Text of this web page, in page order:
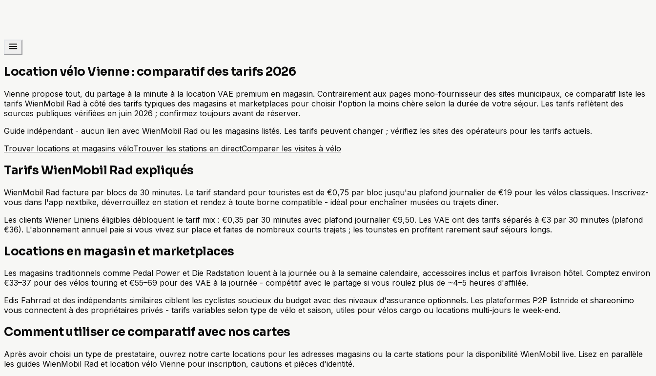
Location vélo Vienne : comparatif des tarifs 2026
Vienne propose tout, du partage à la minute à la location VAE premium en magasin. Contrairement aux pages mono-fournisseur des sites municipaux, ce comparatif liste les
tarifs WienMobil Rad à côté des tarifs typiques des magasins et marketplaces pour choisir l'option la moins chère selon la durée de votre séjour. Les tarifs reflètent des
sources publiques vérifiées en juin 2026 ; confirmez toujours avant de réserver.
Guide indépendant - aucun lien avec WienMobil Rad ou les magasins listés. Les tarifs peuvent changer ; vérifiez les sites des opérateurs pour les tarifs actuels.
Trouver locations et magasins véloTrouver les stations en directComparer les visites à vélo
Tarifs WienMobil Rad expliqués
WienMobil Rad facture par blocs de 30 minutes. Le tarif standard pour touristes est de €0,75 par bloc jusqu'au plafond journalier de €19 pour les vélos classiques. Inscrivez-
vous dans l'app nextbike, déverrouillez en station et rendez à toute borne compatible - idéal pour enchaîner musées ou trajets dîner.
Les clients Wiener Liniens éligibles débloquent le tarif mix : €0,35 par 30 minutes avec plafond journalier €9,50. Les VAE ont des tarifs séparés à €3 par 30 minutes (plafond
€36). L'abonnement annuel paie si vous vivez sur place et faites de nombreux courts trajets ; les touristes en profitent rarement sauf séjours longs.
Locations en magasin et marketplaces
Les magasins traditionnels comme Pedal Power et Die Radstation louent à la journée ou à la semaine calendaire, accessoires inclus et parfois livraison hôtel. Comptez environ
€33–37 pour des vélos touring et €55–69 pour des VAE à la journée - compétitif avec le partage si vous roulez plus de ~4–5 heures d'affilée.
Edis Fahrrad et des indépendants similaires ciblent les cyclistes soucieux du budget avec des niveaux d'assurance optionnels. Les plateformes P2P listnride et shareonimo
vous connectent à des propriétaires privés - tarifs variables selon type de vélo et saison, utiles pour vélos cargo ou locations multi-jours le week-end.
Comment utiliser ce comparatif avec nos cartes
Après avoir choisi un type de prestataire, ouvrez notre carte locations pour les adresses magasins ou la carte stations pour la disponibilité WienMobil live. Lisez en parallèle
les guides WienMobil Rad et location vélo Vienne pour inscription, cautions et pièces d'identité.